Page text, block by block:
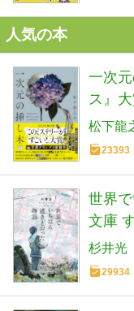
人気の本
一次
ス』
松下龍
23393
世界
文庫
杉井光
29934